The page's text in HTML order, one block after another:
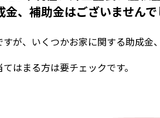
金、補助金はございませんで
すが、いくつかお家に関する助成金
てはまる方は要チェックです。